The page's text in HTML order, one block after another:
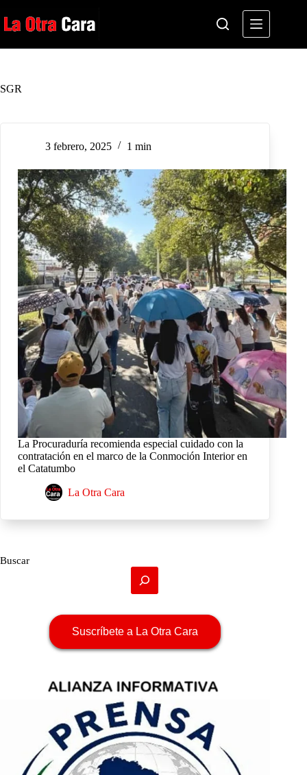
al
contenido
SGR
3 febrero, 2025 1 min
La Procuraduría recomienda especial cuidado con la
contratación en el marco de la Conmoción Interior en
el Catatumbo
La Otra Cara
Buscar
Suscríbete a La Otra Cara